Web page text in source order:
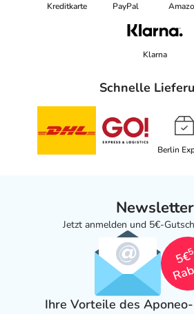
Kreditkarte PayPal
Klarna
Schnelle
Berlin
Newsletter
Jetzt anmelden und 5€-
5€
5
Ihre Vorteile des